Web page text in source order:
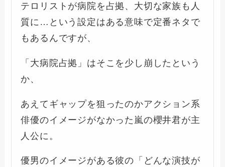
テロリストが病院を占拠、大切な家族も人
質に…という設定はある意味で定番ネタで
もあるんですが、
「大病院占拠」はそこを少し崩したという
か、
あえてギャップを狙ったのかアクション系
俳優のイメージがなかった嵐の櫻井君が主
人公に。
優男のイメージがある彼の「どんな演技が